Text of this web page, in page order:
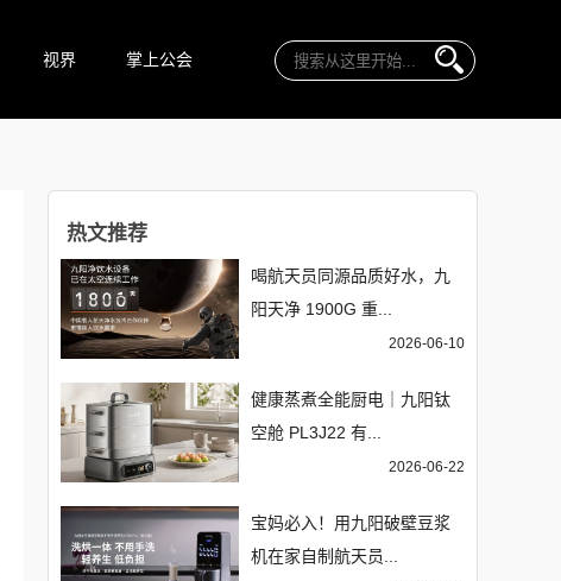
视界 掌上公会
热文推荐
喝航天员同源品质好水，九
阳天净 1900G 重...
2026-06-10
健康蒸煮全能厨电｜九阳钛
空舱 PL3J22 有...
2026-06-22
宝妈必入！用九阳破壁豆浆
机在家自制航天员...